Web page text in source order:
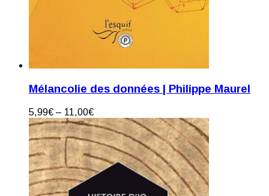
Mélancolie des données | Philippe Maurel
5,99€ – 11,00€